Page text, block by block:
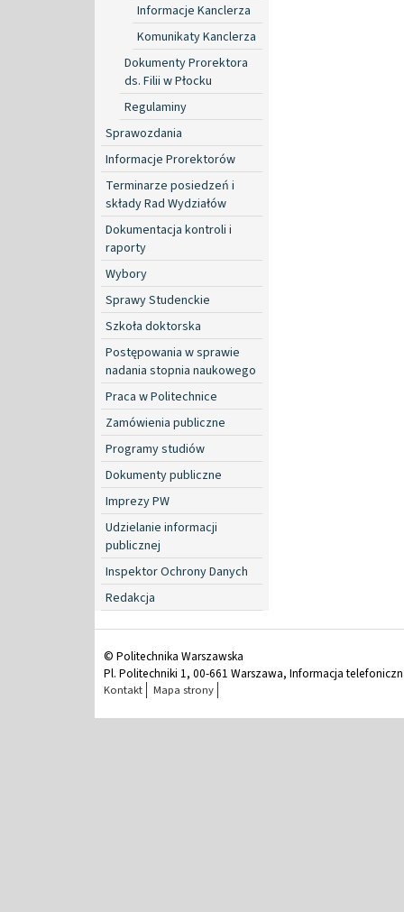
Informacje Kanclerza
Komunikaty Kanclerza
Dokumenty Prorektora
ds. Filii w Płocku
Regulaminy
Sprawozdania
Informacje Prorektorów
Terminarze posiedzeń i
składy Rad Wydziałów
Dokumentacja kontroli i
raporty
Wybory
Sprawy Studenckie
Szkoła doktorska
Postępowania w sprawie
nadania stopnia naukowego
Praca w Politechnice
Zamówienia publiczne
Programy studiów
Dokumenty publiczne
Imprezy PW
Udzielanie informacji
publicznej
Inspektor Ochrony Danych
Redakcja
© Politechnika Warszawska
Pl. Politechniki 1, 00-661 Warszawa, Informacja
Kontakt Mapa strony